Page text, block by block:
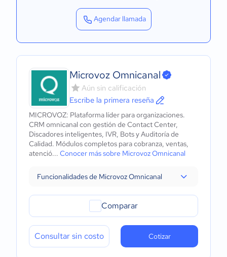
Agendar llamada
Microvoz Omnicanal
Aún sin calificación
Escribe la primera reseña
MICROVOZ: Plataforma líder para organizaciones.
CRM omnicanal con gestión de Contact Center,
Discadores inteligentes, IVR, Bots y Auditoría de
Calidad. Módulos completos para cobranza, ventas,
atenció... Conocer más sobre Microvoz Omnicanal
Funcionalidades de Microvoz Omnicanal
Comparar
Consultar sin costo Cotizar